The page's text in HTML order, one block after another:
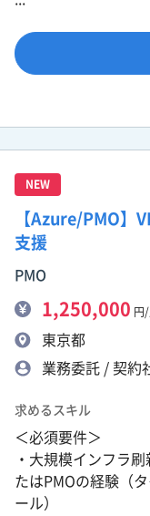
NEW
【Azure/PMO】
支援
PMO
1,250,000 円/
東京都
業務委託 / 契約
求めるスキル
＜必須要件＞
・大規模インフラ
たはPMOの経験（
ール）